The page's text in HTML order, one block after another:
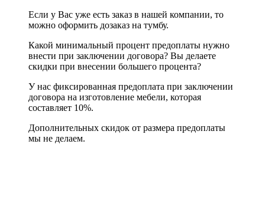
Если у Вас уже есть заказ в нашей компании, то
можно оформить дозаказ на тумбу.
Какой минимальный процент предоплаты нужно
внести при заключении договора? Вы делаете
скидки при внесении большего процента?
У нас фиксированная предоплата при заключении
договора на изготовление мебели, которая
составляет 10%.
Дополнительных скидок от размера предоплаты
мы не делаем.